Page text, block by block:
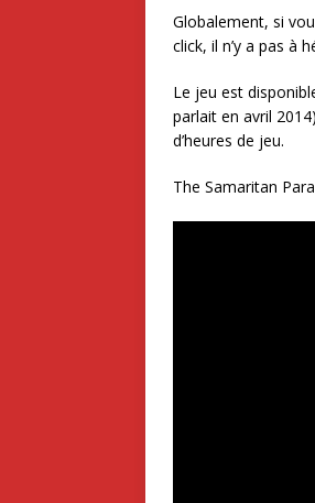
Globalement, si
click, il n’y a pas à
Le jeu est
parlait en avril
d’heures de jeu.
The Samaritan